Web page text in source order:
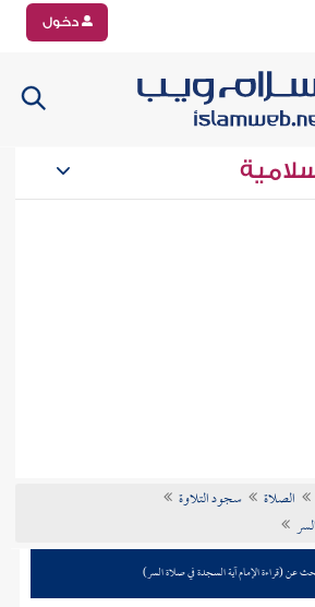
دخول
الصلاة
سجود التلاوة
عن (قراءة الإمام آية السجدة في صلاة السر)